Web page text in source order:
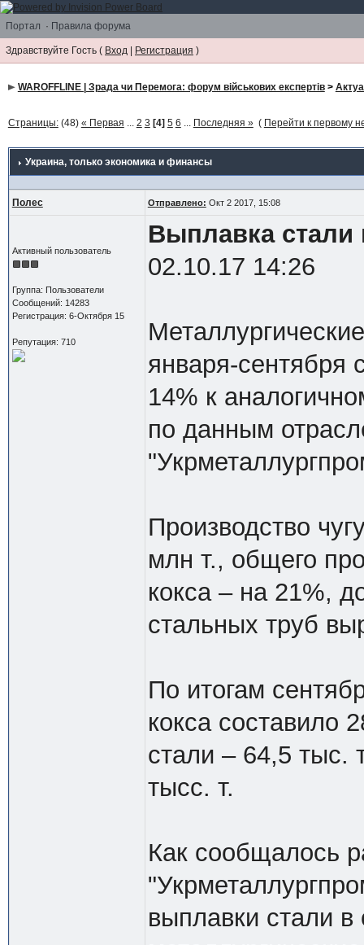
Портал · Правила форума
Здравствуйте Гость ( Вход | Регистрация )
WAROFFLINE | Зрада чи Перемога: форум військових експертів>
Страницы:(48) « Первая ... 2 3 [4] 5 6 ... Последняя » ( Перейти к первому
Украина, только экономика и финансы
Полес Отправлено: Окт 2 2017, 15:08
Активный пользователь
Группа: Пользователи
Сообщений: 14283
Регистрация: 6-Октября 15
Репутация: 710
Выплавка стали
02.10.17 14:26
января-сентября
14% к
по данным
Производство
млн т., общего
кокса – на 21%,
стальных труб
По итогам
кокса составило
стали – 64,5 тыс.
тысс. т.
Как сообщалось
выплавки стали